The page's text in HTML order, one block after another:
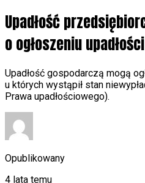
Upadłość
o ogłoszeniu upadłości
Upadłość gospodarczą mogą
u których wystąpił stan
Prawa upadłościowego).
Opublikowany
4 lata temu